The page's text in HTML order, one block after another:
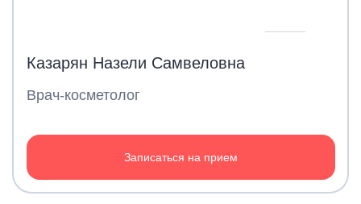
Казарян Назели Самвеловна
Врач-косметолог
Записаться на прием